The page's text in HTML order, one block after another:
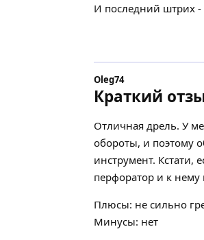
И последний штрих -
Oleg74
Краткий
Отличная дрель. У
обороты, и поэтому
инструмент. Кстати,
перфоратор и к нему
Плюсы: не сильно
Минусы: нет